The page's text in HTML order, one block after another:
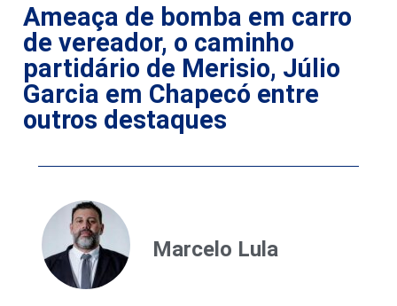
Ameaça de bomba em carro
de vereador, o caminho
partidário de Merisio, Júlio
Garcia em Chapecó entre
outros destaques
Marcelo Lula